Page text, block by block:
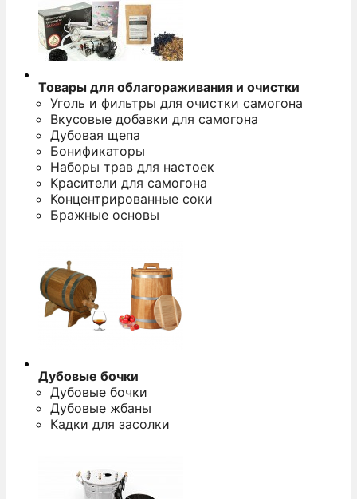
Товары для облагораживания и очистки
Уголь и фильтры для очистки самогона
Вкусовые добавки для самогона
Дубовая щепа
Бонификаторы
Наборы трав для настоек
Красители для самогона
Концентрированные соки
Бражные основы
Дубовые бочки
Дубовые бочки
Дубовые жбаны
Кадки для засолки